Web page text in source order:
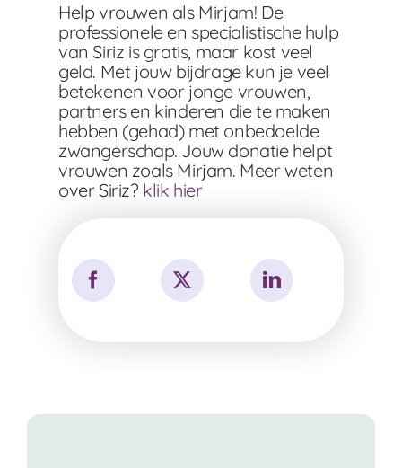
Help vrouwen als Mirjam! De
professionele en specialistische hulp
van Siriz is gratis, maar kost veel
geld. Met jouw bijdrage kun je veel
betekenen voor jonge vrouwen,
partners en kinderen die te maken
hebben (gehad) met onbedoelde
zwangerschap. Jouw donatie helpt
vrouwen zoals Mirjam. Meer weten
over Siriz? klik hier